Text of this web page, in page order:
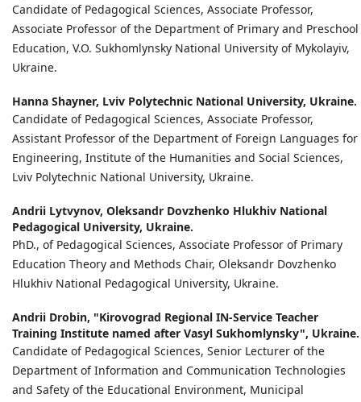
Candidate of Pedagogical Sciences, Associate Professor,
Associate Professor of the Department of Primary and Preschool
Education, V.O. Sukhomlynsky National University of Mykolayiv,
Ukraine.
Hanna Shayner, Lviv Polytechnic National University, Ukraine.
Candidate of Pedagogical Sciences, Associate Professor,
Assistant Professor of the Department of Foreign Languages for
Engineering, Institute of the Humanities and Social Sciences,
Lviv Polytechnic National University, Ukraine.
Andrii Lytvynov, Oleksandr Dovzhenko Hlukhiv National
Pedagogical University, Ukraine.
PhD., of Pedagogical Sciences, Associate Professor of Primary
Education Theory and Methods Chair, Oleksandr Dovzhenko
Hlukhiv National Pedagogical University, Ukraine.
Andrii Drobin, "Kirovograd Regional IN-Service Теасher
Training Institute named after Vasyl Sukhomlynsky", Ukraine.
Candidate of Pedagogical Sciences, Senior Lecturer of the
Department of Information and Communication Technologies
and Safety of the Educational Environment, Municipal